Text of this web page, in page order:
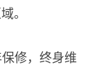
。
修，终身维